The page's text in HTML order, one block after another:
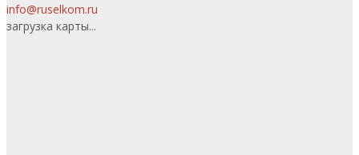
info@ruselkom.ru
загрузка карты...